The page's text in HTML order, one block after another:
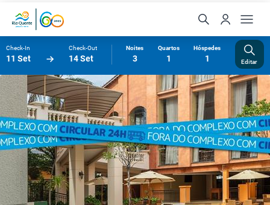
Check-In
11 Set
Check-Out
14 Set
Noites
3
Quartos
1
Hóspedes
1 Editar